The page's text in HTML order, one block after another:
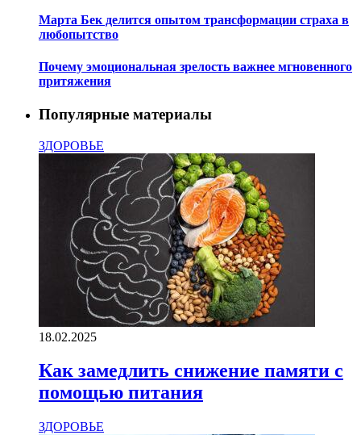
Марта Бек делится опытом трансформации страха в
любопытство
Почему эмоциональная зрелость важнее мгновенного
притяжения
Популярные материалы
ЗДОРОВЬЕ
18.02.2025
Как замедлить снижение памяти с
помощью питания
ЗДОРОВЬЕ